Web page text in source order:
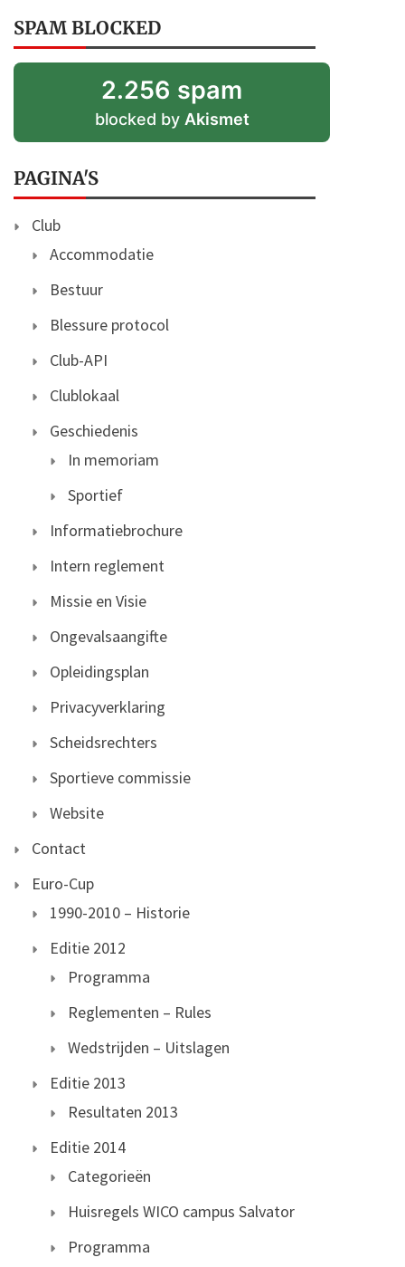
SPAM BLOCKED
2.256 spam
blocked by Akismet
PAGINA'S
Club
Accommodatie
Bestuur
Blessure protocol
Club-API
Clublokaal
Geschiedenis
In memoriam
Sportief
Informatiebrochure
Intern reglement
Missie en Visie
Ongevalsaangifte
Opleidingsplan
Privacyverklaring
Scheidsrechters
Sportieve commissie
Website
Contact
Euro-Cup
1990-2010 – Historie
Editie 2012
Programma
Reglementen – Rules
Wedstrijden – Uitslagen
Editie 2013
Resultaten 2013
Editie 2014
Categorieën
Huisregels WICO campus Salvator
Programma